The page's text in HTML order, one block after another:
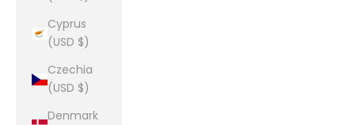
Cyprus
(USD $)
Czechia
(USD $)
Denmark